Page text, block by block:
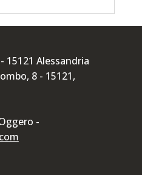
15121 Alessandria
8 - 15121,
-